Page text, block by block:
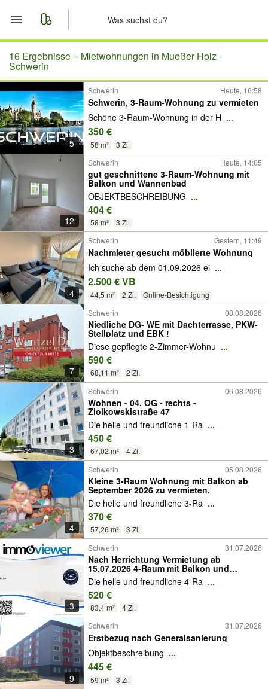
Start
Merkliste
Nachrichten
Anzeige aufgeben
16 Ergebnisse – Mietwohnungen in Mueßer Holz -
Schwerin
5
Schwerin Heute, 16:58
Schwerin, 3-Raum-Wohnung zu vermieten
Schöne 3-Raum-Wohnung in der H ...
350 €
58 m² 3 Zi.
12
Schwerin Heute, 14:05
gut geschnittene 3-Raum-Wohnung mit
Balkon und Wannenbad
OBJEKTBESCHREIBUNG ...
404 €
58 m² 3 Zi.
4
Schwerin Gestern, 11:49
Nachmieter gesucht möblierte Wohnung
Ich suche ab dem 01.09.2026 ei ...
2.500 € VB
44,5 m² 2 Zi. Online-Besichtigung
7
Schwerin 08.08.2026
Niedliche DG- WE mit Dachterrasse, PKW-
Stellplatz und EBK !
Diese gepflegte 2-Zimmer-Wohnu ...
590 €
68,11 m² 2 Zi.
3
Schwerin 06.08.2026
Wohnen - 04. OG - rechts -
Ziolkowskistraße 47
Die helle und freundliche 1-Ra ...
450 €
67,02 m² 4 Zi.
4
Schwerin 05.08.2026
Kleine 3-Raum Wohnung mit Balkon ab
September 2026 zu vermieten.
Die helle und freundliche 3-Ra ...
370 €
57,26 m² 3 Zi.
3
Schwerin 31.07.2026
Nach Herrichtung Vermietung ab
15.07.2026 4-Raum mit Balkon und
Badewanne
Die helle und freundliche 4-Ra ...
520 €
83,4 m² 4 Zi.
9
Schwerin 31.07.2026
Erstbezug nach Generalsanierung
Objektbeschreibung ...
445 €
59 m²
3 Zi.